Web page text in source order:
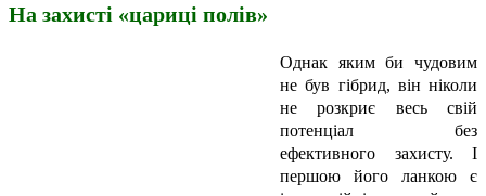
На захисті «цариці полів»
Однак яким би чудовим
не був гібрид, він ніколи
не розкриє весь свій
потенціал без
ефективного захисту. І
першою його ланкою є